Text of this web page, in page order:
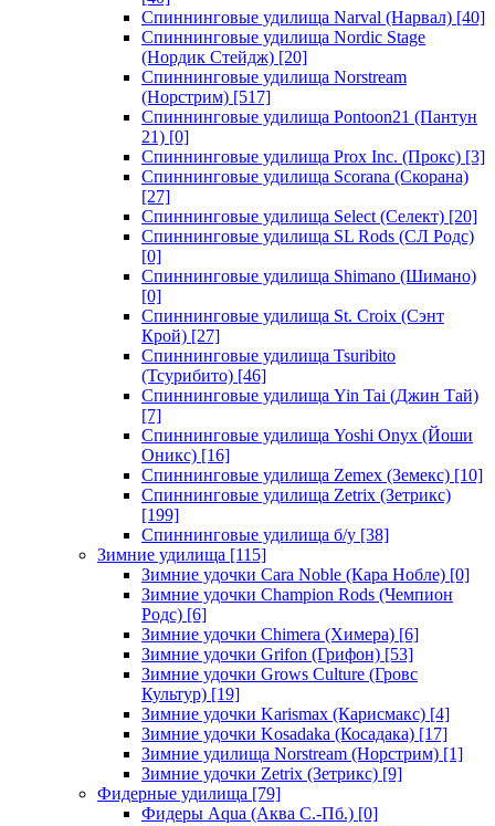
Спиннинговые удилища Narval (Нарвал) [40]
Спиннинговые удилища Nordic Stage
(Нордик Стейдж) [20]
Спиннинговые удилища Norstream
(Норстрим) [517]
Спиннинговые удилища Pontoon21 (Пантун
21) [0]
Спиннинговые удилища Prox Inc. (Прокс) [3]
Спиннинговые удилища Scorana (Скорана)
[27]
Спиннинговые удилища Select (Селект) [20]
Спиннинговые удилища SL Rods (СЛ Родс)
[0]
Спиннинговые удилища Shimano (Шимано)
[0]
Спиннинговые удилища St. Croix (Сэнт
Крой) [27]
Спиннинговые удилища Tsuribito
(Тсурибито) [46]
Спиннинговые удилища Yin Tai (Джин Тай)
[7]
Спиннинговые удилища Yoshi Onyx (Йоши
Оникс) [16]
Спиннинговые удилища Zemex (Земекс) [10]
Спиннинговые удилища Zetrix (Зетрикс)
[199]
Спиннинговые удилища б/у [38]
Зимние удилища [115]
Зимние удочки Cara Noble (Кара Нобле) [0]
Зимние удочки Champion Rods (Чемпион
Родс) [6]
Зимние удочки Chimera (Химера) [6]
Зимние удочки Grifon (Грифон) [53]
Зимние удочки Grows Culture (Гровс
Культур) [19]
Зимние удочки Karismax (Карисмакс) [4]
Зимние удочки Kosadaka (Косадака) [17]
Зимние удилища Norstream (Норстрим) [1]
Зимние удочки Zetrix (Зетрикс) [9]
Фидерные удилища [79]
Фидеры Aqua (Аква С.-Пб.) [0]